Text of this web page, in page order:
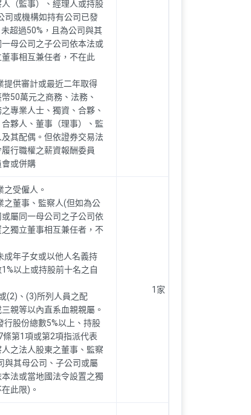
（監事）、經理人或持股
司或機構如持有公司已發
超過50%，且為公司與其
母公司之子公司依本法或
事相互兼任者，不在此
提供審計或最近二年取得
50萬元之商務、法務、
專業人士、獨資、合夥、
夥人、董事（理事）、監
其配偶。但依證券交易法
行職權之薪資報酬委員
或併購
受僱人。
之董事、監察人(但如為公
屬同一母公司之子公司依
獨立董事相互兼任者，不
成年子女或以他人名義持
以上或持股前十名之自
(2)、(3)所列人員之配
親等以內直系血親親屬。
行股份總數5%以上、持股
第1項或第2項指派代表
之法人股東之董事、監察
與其母公司、子公司或屬
法或當地國法令設置之獨
此限)。
1家